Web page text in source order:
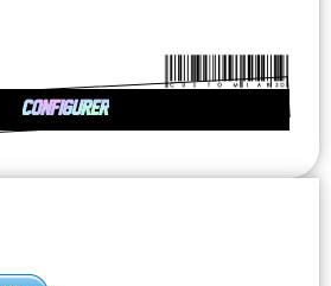
CONFIGURER